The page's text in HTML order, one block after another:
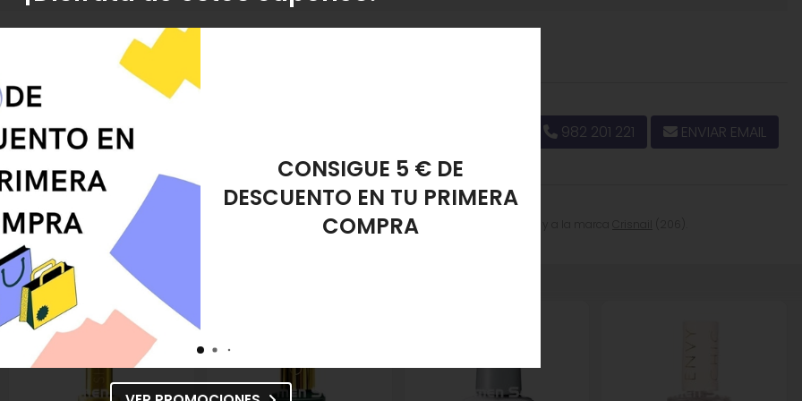
descatalogado, recogida en tienda.
Terra Dark nº 256referencia 8432666050322, pertenece a la categoría
Esmalte de Uñas Terra Dark nº 256 en "Pies y Manos", "Esmalte de Uñas".
dudas.
982 201 221 ENVIAR EMAIL
REGALO ESPONJA
DESMAQUILLANTE